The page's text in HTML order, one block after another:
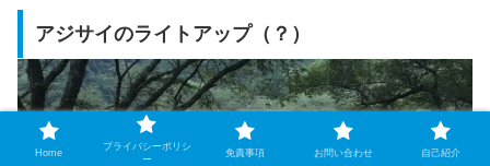
アジサイのライトアップ（？）
Home
プライバシーポリシ
ー
免責事項 お問い合わせ 自己紹介